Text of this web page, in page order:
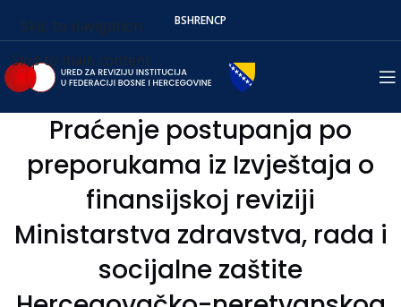
Skip to navigation
Skip to main content
BSHRENСР
Praćenje postupanja po
preporukama iz Izvještaja o
finansijskoj reviziji
Ministarstva zdravstva, rada i
socijalne zaštite